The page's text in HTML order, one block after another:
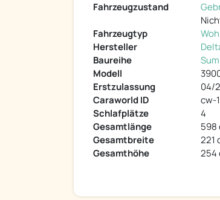
Fahrzeugzustand
Fahrzeugtyp
Hersteller
Baureihe
Modell
Erstzulassung
04/
Caraworld ID
cw-
Schlafplätze
4
Gesamtlänge
598
Gesamtbreite
221
Gesamthöhe
254